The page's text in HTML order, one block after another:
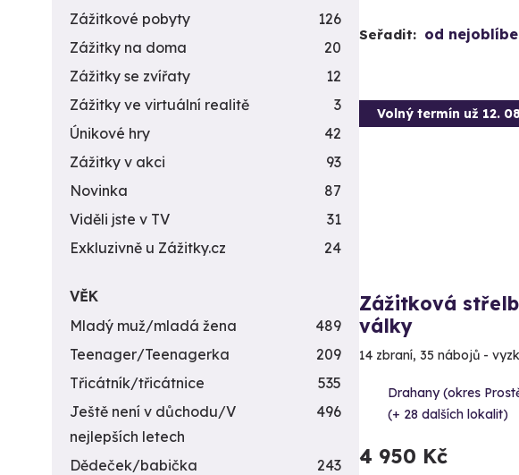
Seřadit: od
Volný termín už 12.
Zážitková
války
14 zbraní, 35 nábojů -
Drahany (okres
(+ 28 dalších lokalit)
4 950 Kč
Zážitkové pobyty
126
Zážitky na doma
20
Zážitky se zvířaty
12
Zážitky ve virtuální realitě
3
Únikové hry
42
Zážitky v akci
93
Novinka
87
Viděli jste v TV
31
Exkluzivně u Zážitky.cz
24
VĚK
Mladý muž/mladá žena
489
Teenager/Teenagerka
209
Třicátník/třicátnice
535
Ještě není v důchodu/V
nejlepších letech
496
Dědeček/babička
243